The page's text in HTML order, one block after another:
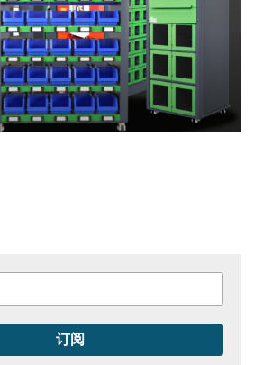
订阅